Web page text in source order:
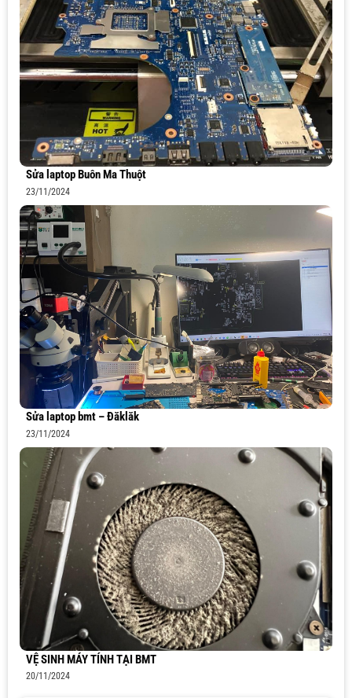
Sửa laptop Buôn Ma Thuột
23/11/2024
Sửa laptop bmt – Đăklăk
23/11/2024
VỆ SINH MÁY TÍNH TẠI BMT
20/11/2024